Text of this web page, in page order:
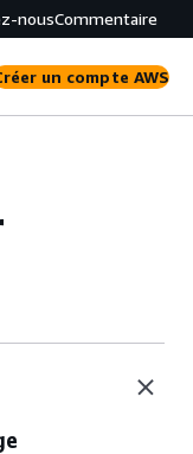
nousCommentaire
un compte AWS